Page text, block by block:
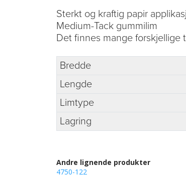
Sterkt og kraftig papir
Medium-Tack gummilim
Det finnes mange forskjellige
Bredde
Lengde
Limtype
Lagring
Andre lignende produkter
4750-122